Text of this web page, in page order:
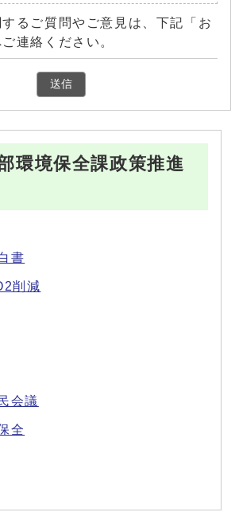
るご質問やご意見は、下記「お
連絡ください。
環境保全課政策推進
書
削減
会議
全